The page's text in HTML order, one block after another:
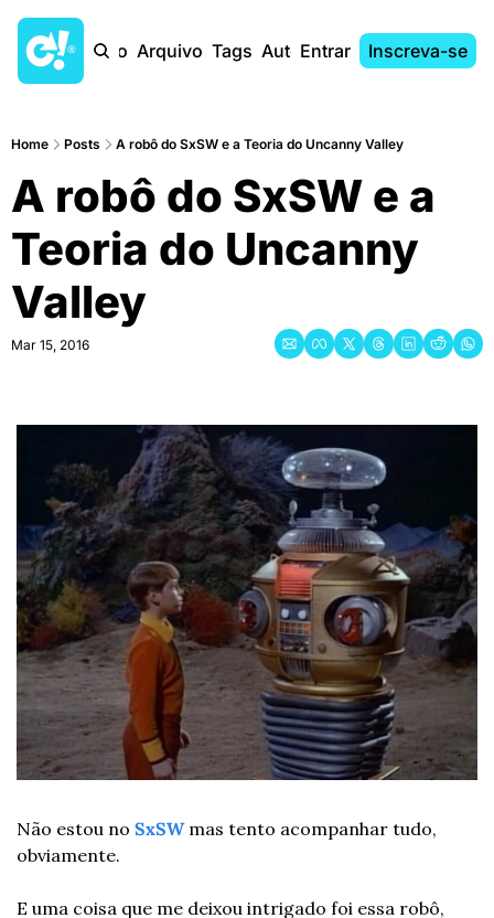
Início Arquivo Tags AutoresEntrar Inscreva-se
Home Posts A robô do SxSW e a Teoria do Uncanny Valley
A robô do SxSW e a
Teoria do Uncanny
Valley
Mar 15, 2016
Não estou no SxSW mas tento acompanhar tudo,
obviamente.